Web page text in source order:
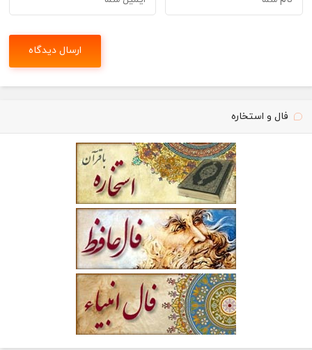
فال و استخاره